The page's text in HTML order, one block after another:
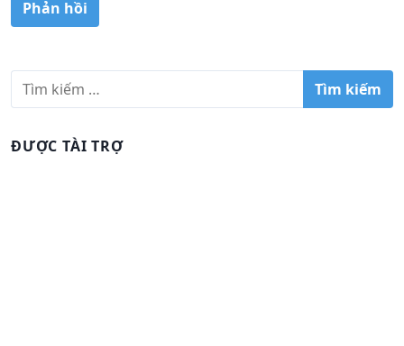
iĐƯỢC TÀI TRỢ